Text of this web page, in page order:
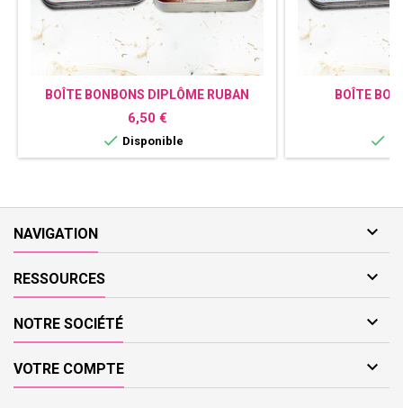
BOÎTE BONBONS DIPLÔME RUBAN
PERSONNALISÉE
Prix
6,50 €
 Disponible
BOÎTE

NAVIGATION 
RESSOURCES 
NOTRE SOCIÉTÉ 
VOTRE COMPTE 